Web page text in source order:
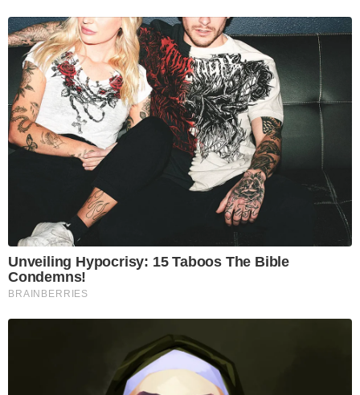
Unveiling Hypocrisy: 15 Taboos The Bible
Condemns!
BRAINBERRIES